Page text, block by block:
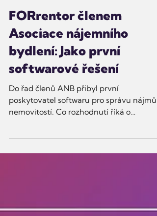
FORrentor by On Point
1. 7.
Minut čtení: 1
FORrentor členem
Asociace nájemního
bydlení: Jako první
softwarové řešení
nemovitostí. Co rozhodnutí říká o